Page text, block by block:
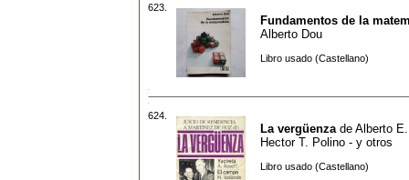
623.
Fundamentos de la
Alberto Dou
Libro usado (Castellano)
624.
La vergüenza de Alberto
Hector T. Polino - y otros
Libro usado (Castellano)